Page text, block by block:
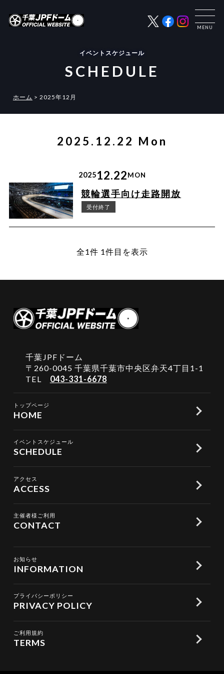
イベントスケジュール
SCHEDULE
ホーム > 2025年12月
2025.12.22 Mon
202512.22MON
競輪選手向け走路開放
受付終了
全1件 1件目を表示
千葉JPFドーム
〒260-0045 千葉県千葉市中央区弁天4丁目1-1
TEL
043-331-6678
トップページ
HOME
イベントスケジュール
SCHEDULE
アクセス
ACCESS
主催者様ご利用
CONTACT
お知らせ
INFORMATION
プライバシーポリシー
PRIVACY POLICY
ご利用規約
TERMS